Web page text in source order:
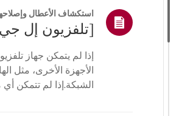
استكشاف الأعطال
[تلفزيون إل
الأجهزة الأخرى، مثل
الشبكة.إذا لم تتمكن